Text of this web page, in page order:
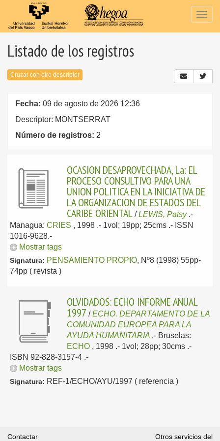
Listado de los registros
Cruzar con otro descriptor
Fecha: 09 de agosto de 2026 12:36
Descriptor: MONTSERRAT
Número de registros: 2
OCASION DESAPROVECHADA, La: EL
PROCESO CONSULTIVO PARA UNA
UNION POLITICA EN LA INICIATIVA DE
LA ORGANIZACION DE ESTADOS DEL
CARIBE ORIENTAL /LEWIS, Patsy .-
Managua: CRIES , 1998 .- 1vol; 19pp; 25cms .- ISSN
1016-9628.-
Mostrar tags
Signatura: PENSAMIENTO PROPIO, Nº8 (1998) 55pp-
74pp ( revista )
OLVIDADOS: ECHO INFORME ANUAL
1997 /ECHO. DEPARTAMENTO DE LA
COMUNIDAD EUROPEA PARA LA
AYUDA HUMANITARIA .- Bruselas:
ECHO , 1998 .- 1vol; 28pp; 30cms .-
ISBN 92-828-3157-4 .-
Mostrar tags
Signatura: REF-1/ECHO/AYU/1997 ( referencia )
Contactar Otros servicios del